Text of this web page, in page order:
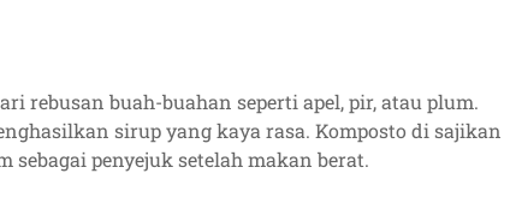
rebusan buah-buahan seperti apel, pir, atau plum.
sirup yang kaya rasa. Komposto di sajikan
penyejuk setelah makan berat.